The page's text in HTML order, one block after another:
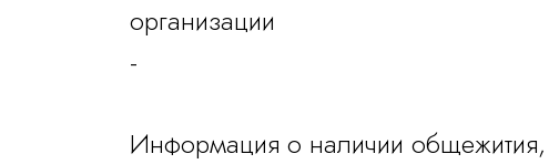
организации
-
Информация о наличии общежития,